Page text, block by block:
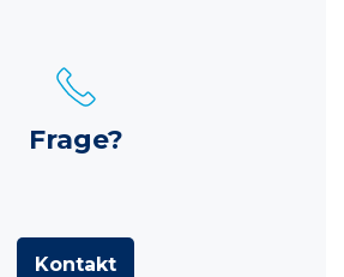
Frage?
Kontakt